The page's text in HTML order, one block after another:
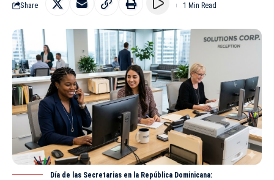
Share 1 Min Read
Día de las Secretarias en la República Dominicana: